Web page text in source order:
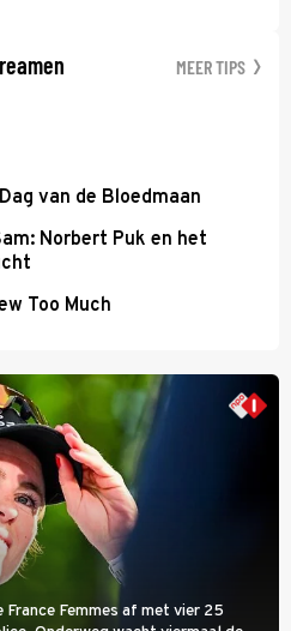
MEER TIPS
van de Bloedmaan
Norbert Puk en het
Too Much
Femmes af met vier 25